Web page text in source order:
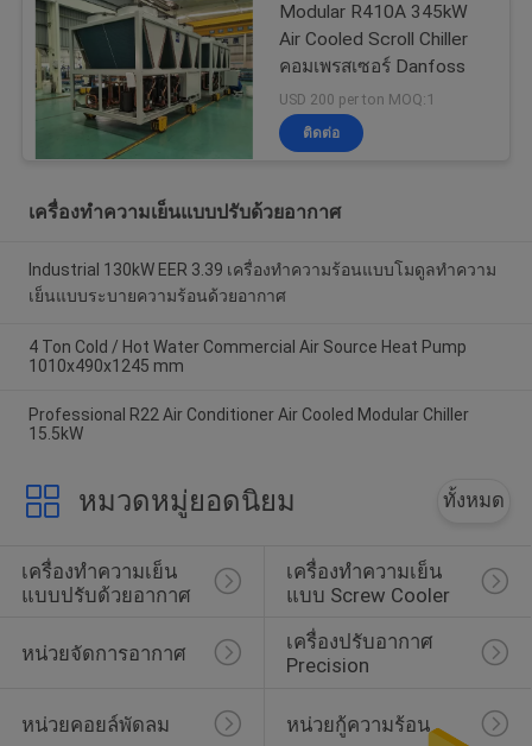
Modular R410A 345kW
Air Cooled Scroll Chiller
คอมเพรสเซอร์ Danfoss
USD 200 per ton MOQ:1
ติดต่อ
เครื่องทำความเย็นแบบปรับด้วยอากาศ
Industrial 130kW EER 3.39 เครื่องทำความร้อนแบบโมดูลทำความ
เย็นแบบระบายความร้อนด้วยอากาศ
4 Ton Cold / Hot Water Commercial Air Source Heat Pump
1010x490x1245 mm
Professional R22 Air Conditioner Air Cooled Modular Chiller
15.5kW
หมวดหมู่ยอดนิยม ทั้งหมด
เครื่องทำความเย็น
แบบปรับด้วยอากาศ
เครื่องทำความเย็น
แบบ Screw Cooler
หน่วยจัดการอากาศ
เครื่องปรับอากาศ
Precision
หน่วยคอยล์พัดลม หน่วยกู้ความร้อน